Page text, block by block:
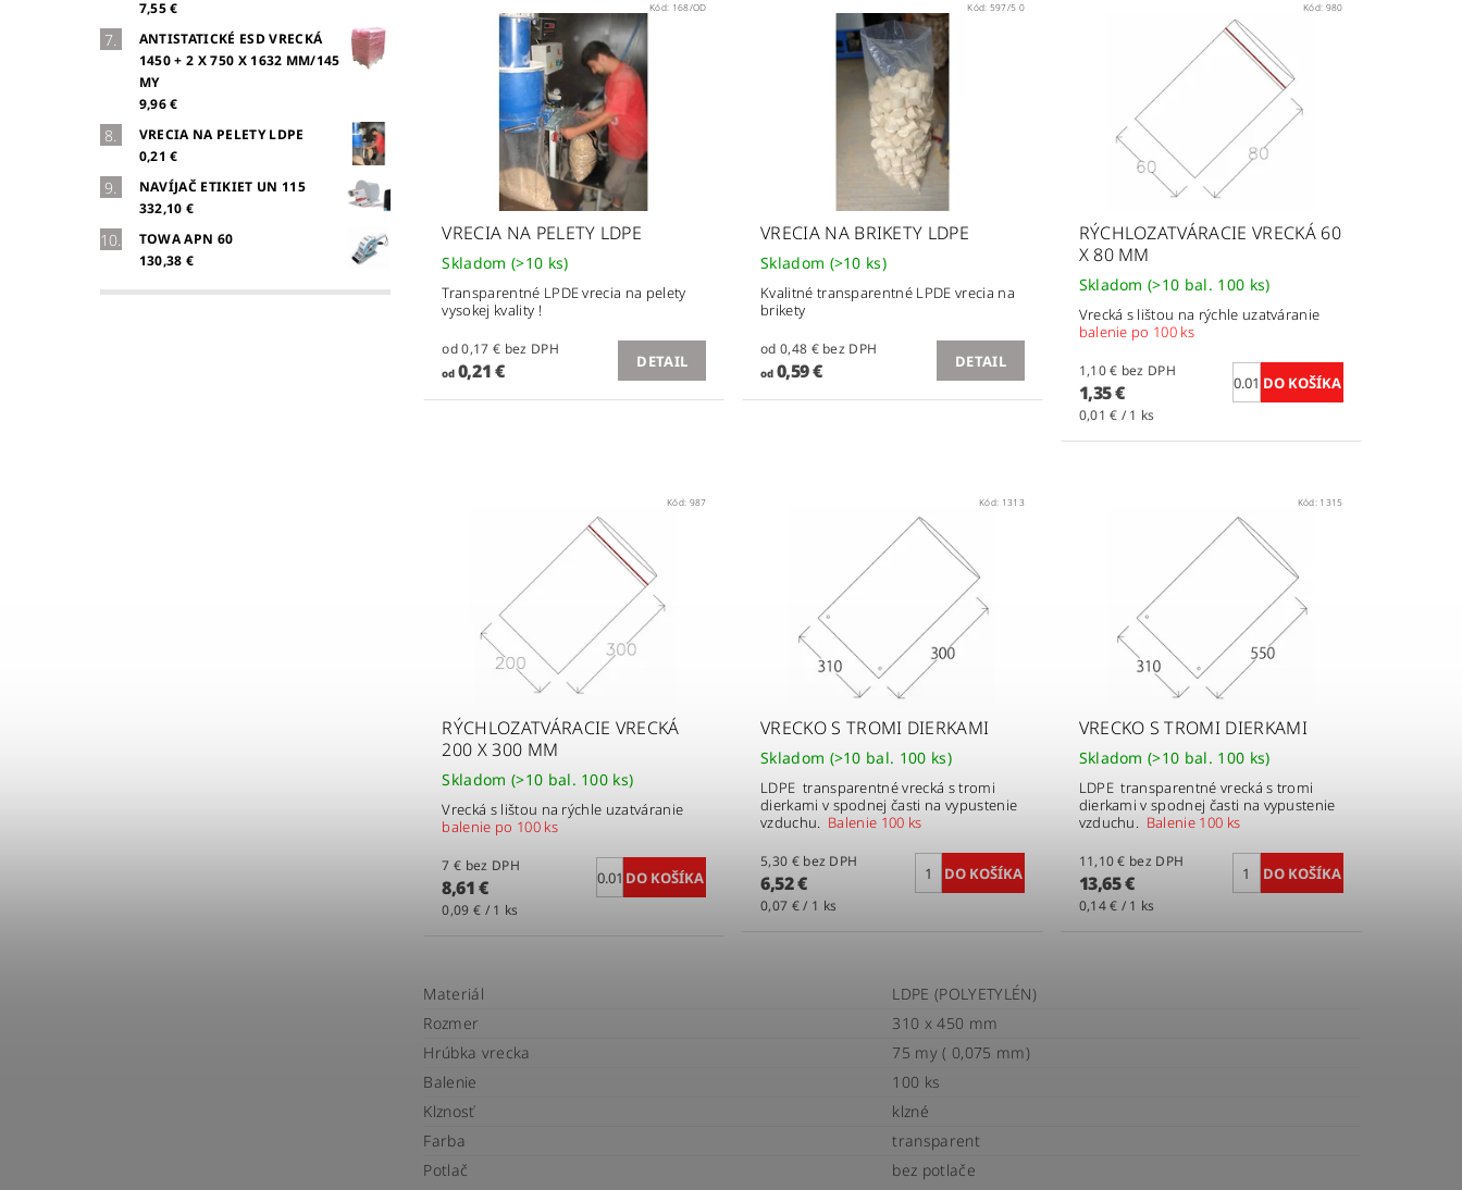
7,55 €
ANTISTATICKÉ ESD VRECKÁ
1450 + 2 X 750 X 1632 MM/145
MY
9,96 €
VRECIA NA PELETY LDPE
0,21 €
NAVÍJAČ ETIKIET UN 115
332,10 €
TOWA APN 60
130,38 €
Kód: 168/OD
VRECIA NA PELETY LDPE
Skladom (>10 ks)
Transparentné LPDE vrecia na pelety
vysokej kvality !
od 0,17 € bez DPH
od0,21 € DETAIL
Kód: 597/5 0
VRECIA NA BRIKETY LDPE
Skladom (>10 ks)
Kvalitné transparentné LPDE vrecia na
brikety
od 0,48 € bez DPH
od0,59 € DETAIL
Kód: 980
RÝCHLOZATVÁRACIE VRECKÁ 60
X 80 MM
Skladom(>10 bal. 100 ks)
Vrecká s lištou na rýchle uzatváranie
balenie po 100 ks
1,10 € bez DPH
1,35 €
0,01 € / 1 ks
Kód: 987
RÝCHLOZATVÁRACIE VRECKÁ
200 X 300 MM
Skladom (>10 bal. 100 ks)
Vrecká s lištou na rýchle uzatváranie
balenie po 100 ks
7 € bez DPH
8,61 €
0,09 € / 1 ks
Kód: 1313
VRECKO S TROMI DIERKAMI
Skladom (>10 bal. 100 ks)
LDPE transparentné vrecká s tromi
dierkami v spodnej časti na vypustenie
vzduchu. Balenie 100 ks
5,30 € bez DPH
6,52 €
0,07 € / 1 ks
Kód: 1315
VRECKO S TROMI DIERKAMI
Skladom(>10 bal. 100 ks)
LDPE transparentné vrecká s tromi
dierkami v spodnej časti na vypustenie
vzduchu. Balenie 100 ks
11,10 € bez DPH
13,65 €
0,14 € / 1 ks
Materiál
LDPE (POLYETYLÉN)
Rozmer
310 x 450 mm
Hrúbka vrecka
75 my ( 0,075 mm)
Balenie
100 ks
Klznosť
klzné
Farba
transparent
Potlač
bez potlače